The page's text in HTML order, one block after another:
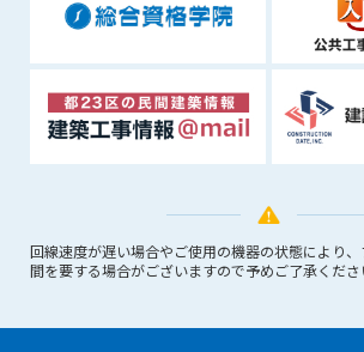
回線速度が遅い場合やご使用の機器の状態により
間を要する場合がございますので予めご了承くださ